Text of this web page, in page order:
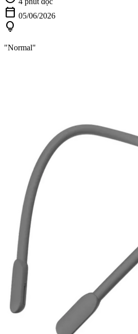
calendar_today 05/06/2026
lightbulb
"Normal"